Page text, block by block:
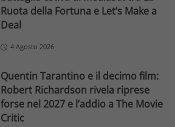
Ruota della Fortuna e Let’s Make a
Deal
4 Agosto 2026
Quentin Tarantino e il decimo film:
Robert Richardson rivela riprese
forse nel 2027 e l’addio a The Movie
Critic